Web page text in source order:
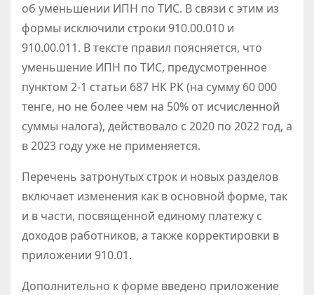
об уменьшении ИПН по ТИС. В связи с этим из
формы исключили строки 910.00.010 и
910.00.011. В тексте правил поясняется, что
уменьшение ИПН по ТИС, предусмотренное
пунктом 2-1 статьи 687 НК РК (на сумму 60 000
тенге, но не более чем на 50% от исчисленной
суммы налога), действовало с 2020 по 2022 год, а
в 2023 году уже не применяется.
Перечень затронутых строк и новых разделов
включает изменения как в основной форме, так
и в части, посвященной единому платежу с
доходов работников, а также корректировки в
приложении 910.01.
Дополнительно к форме введено приложение